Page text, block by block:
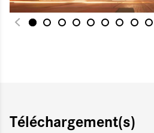
Téléchargement(s)